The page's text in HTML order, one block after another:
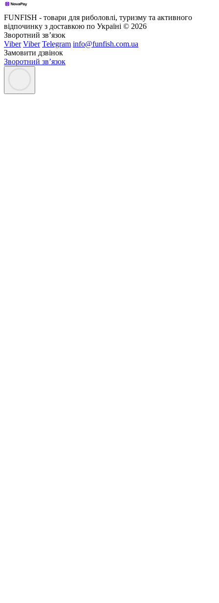
FUNFISH - товари для риболовлі, туризму та активного
відпочинку з доставкою по Україні © 2026
Зворотний зв’язок
Viber Viber Telegram info@funfish.com.ua
Замовити дзвінок
Зворотний зв’язок